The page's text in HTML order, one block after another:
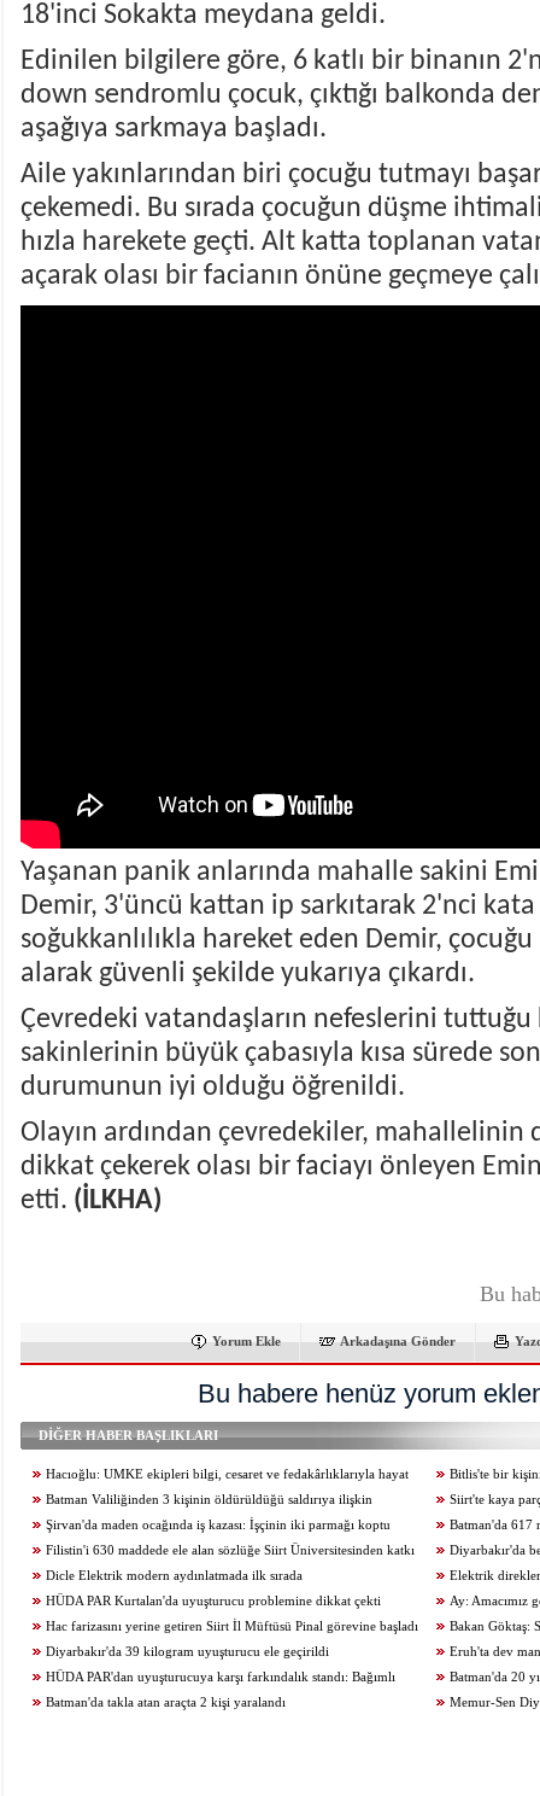
18'inci Sokakta meydana geldi.
Edinilen bilgilere göre, 6 katlı bir binanın
down sendromlu çocuk, çıktığı balkonda
aşağıya sarkmaya başladı.
Aile yakınlarından biri çocuğu tutmayı
çekemedi. Bu sırada çocuğun düşme
hızla harekete geçti. Alt katta toplanan
açarak olası bir facianın önüne geçmeye
Yaşanan panik anlarında mahalle sakini
Demir, 3'üncü kattan ip sarkıtarak 2'nci
soğukkanlılıkla hareket eden Demir,
alarak güvenli şekilde yukarıya çıkardı.
Çevredeki vatandaşların nefeslerini
sakinlerinin büyük çabasıyla kısa sürede
durumunun iyi olduğu öğrenildi.
Olayın ardından çevredekiler, mahallelinin
dikkat çekerek olası bir faciayı önleyen
etti. (İLKHA)
Bu
Yorum Ekle Arkadaşına Gönder
Bu habere henüz yorum
DİĞER HABER BAŞLIKLARI
Hacıoğlu: UMKE ekipleri bilgi, cesaret ve fedakârlıklarıyla hayat
kurtarıyor
Bitlis'te bir
Batman Valiliğinden 3 kişinin öldürüldüğü saldırıya ilişkin
açıklama
Siirt'te kaya
kaybetti
Şirvan'da maden ocağında iş kazası: İşçinin iki parmağı koptu
Batman'da 617
Filistin'i 630 maddede ele alan sözlüğe Siirt Üniversitesinden katkı
Diyarbakır'da
kurtuldu
Dicle Elektrik modern aydınlatmada ilk sırada
Elektrik
HÜDA PAR Kurtalan'da uyuşturucu problemine dikkat çekti
Ay: Amacımız
zamanda üreten
Hac farizasını yerine getiren Siirt İl Müftüsü Pinal görevine başladı
Bakan Göktaş:
geçiriyoruz
Diyarbakır'da 39 kilogram uyuşturucu ele geçirildi
Eruh'ta dev
HÜDA PAR'dan uyuşturucuya karşı farkındalık standı: Bağımlı
olma, hür ol
Batman'da 20
Batman'da takla atan araçta 2 kişi yaralandı
Memur-Sen